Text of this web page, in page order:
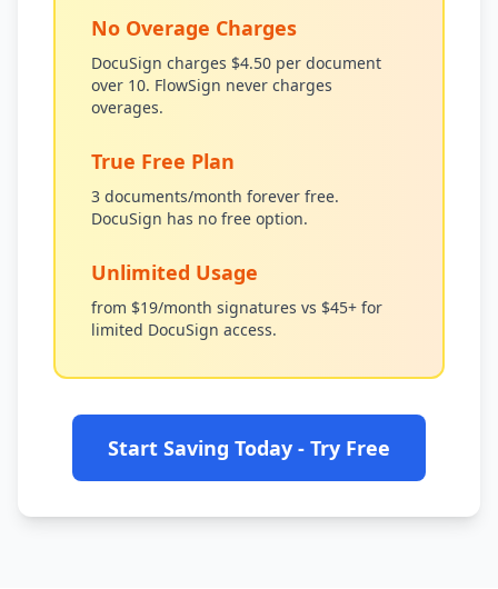
No Overage Charges
DocuSign charges $4.50 per document
over 10. FlowSign never charges
overages.
True Free Plan
3 documents/month forever free.
DocuSign has no free option.
Unlimited Usage
from $19/month signatures vs $45+ for
limited DocuSign access.
Start Saving Today - Try Free